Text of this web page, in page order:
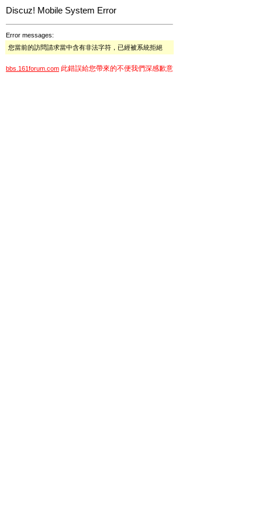
Discuz! Mobile System Error
Error messages:
您當前的訪問請求當中含有非法字符，已經被系統拒絕
bbs.161forum.com 此錯誤給您帶來的不便我們深感歉意